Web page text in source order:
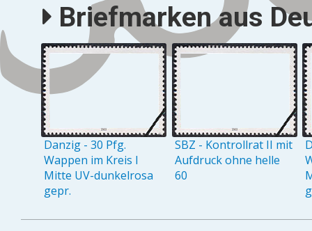
Briefmarken aus
Danzig - 30 Pfg.
Wappen im Kreis I
Mitte UV-dunkelrosa
gepr.
SBZ - Kontrollrat II mit
Aufdruck ohne helle
60